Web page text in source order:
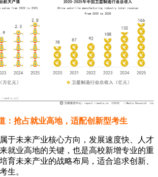
：抢占就业高地，适配创新型考生
未来产业核心方向，发展速度快、人才
就业高地的关键，也是高校新增专业的重
育未来产业的战略布局，适合追求创新、
生。